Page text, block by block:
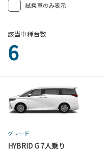
試乗車のみ表示
該当車種台数
6
グレード
HYBRID G 7人乗り